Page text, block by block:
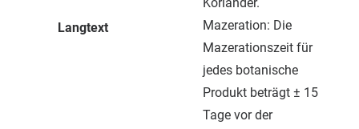
Langtext
Mazeration: Die
Mazerationszeit für
jedes botanische
Produkt beträgt ± 15
Tage vor der